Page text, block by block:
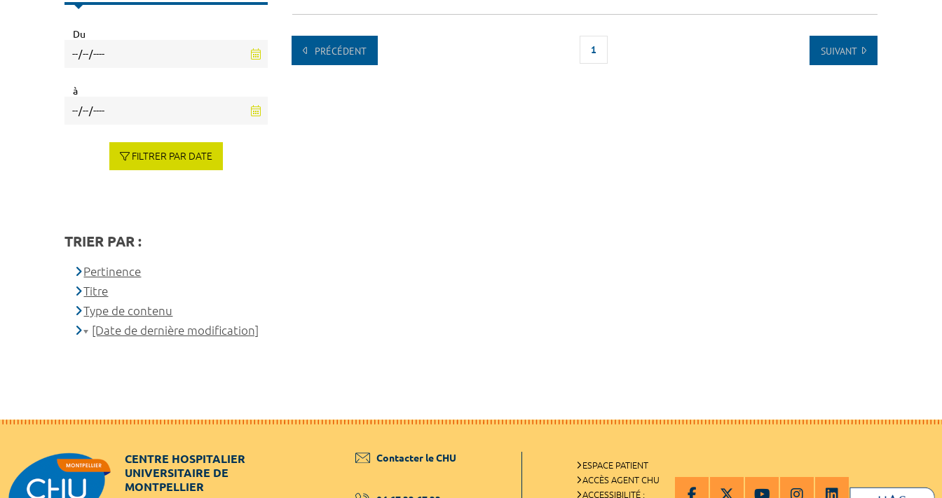
PRÉCÉDENT 1 SUIVANT
Du
à
FILTRER PAR DATE
TRIER PAR :
Pertinence
Titre
Type de contenu
[Date de dernière modification]
CENTRE HOSPITALIER
UNIVERSITAIRE DE
MONTPELLIER
Contacter le CHU
ESPACE PATIENT
ACCÈS AGENT CHU
ACCESSIBILITÉ :